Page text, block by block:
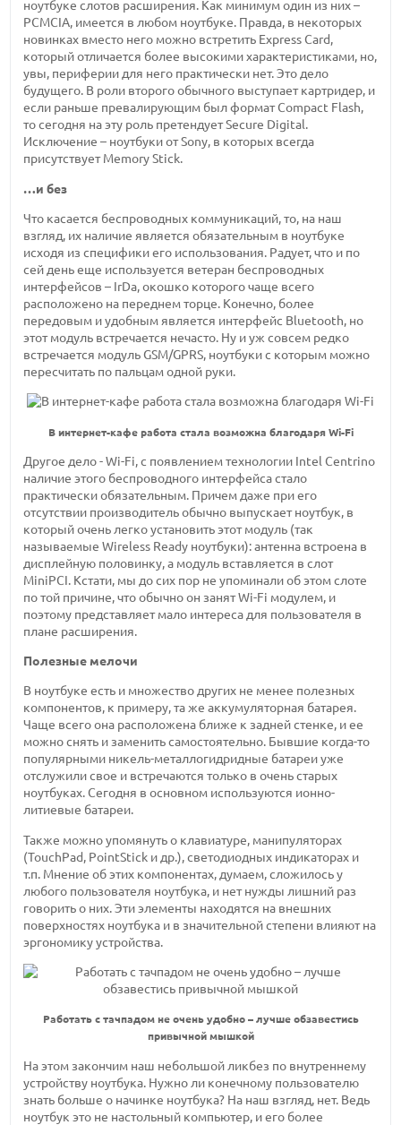
ноутбуке слотов расширения. Как минимум один из них –
PCMCIA, имеется в любом ноутбуке. Правда, в некоторых
новинках вместо него можно встретить Express Card,
который отличается более высокими характеристиками, но,
увы, периферии для него практически нет. Это дело
будущего. В роли второго обычного выступает картридер, и
если раньше превалирующим был формат Compact Flash,
то сегодня на эту роль претендует Secure Digital.
Исключение – ноутбуки от Sony, в которых всегда
присутствует Memory Stick.
…и без
Что касается беспроводных коммуникаций, то, на наш
взгляд, их наличие является обязательным в ноутбуке
исходя из специфики его использования. Радует, что и по
сей день еще используется ветеран беспроводных
интерфейсов – IrDa, окошко которого чаще всего
расположено на переднем торце. Конечно, более
передовым и удобным является интерфейс Bluetooth, но
этот модуль встречается нечасто. Ну и уж совсем редко
встречается модуль GSM/GPRS, ноутбуки с которым можно
пересчитать по пальцам одной руки.
В интернет-кафе работа стала возможна благодаря Wi-Fi
Другое дело - Wi-Fi, с появлением технологии Intel Centrino
наличие этого беспроводного интерфейса стало
практически обязательным. Причем даже при его
отсутствии производитель обычно выпускает ноутбук, в
который очень легко установить этот модуль (так
называемые Wireless Ready ноутбуки): антенна встроена в
дисплейную половинку, а модуль вставляется в слот
MiniPCI. Кстати, мы до сих пор не упоминали об этом слоте
по той причине, что обычно он занят Wi-Fi модулем, и
поэтому представляет мало интереса для пользователя в
плане расширения.
Полезные мелочи
В ноутбуке есть и множество других не менее полезных
компонентов, к примеру, та же аккумуляторная батарея.
Чаще всего она расположена ближе к задней стенке, и ее
можно снять и заменить самостоятельно. Бывшие когда-то
популярными никель-металлогидридные батареи уже
отслужили свое и встречаются только в очень старых
ноутбуках. Сегодня в основном используются ионно-
литиевые батареи.
Также можно упомянуть о клавиатуре, манипуляторах
(TouchPad, PointStick и др.), светодиодных индикаторах и
т.п. Мнение об этих компонентах, думаем, сложилось у
любого пользователя ноутбука, и нет нужды лишний раз
говорить о них. Эти элементы находятся на внешних
поверхностях ноутбука и в значительной степени влияют на
эргономику устройства.
Работать с тачпадом не очень удобно – лучше обзавестись
привычной мышкой
На этом закончим наш небольшой ликбез по внутреннему
устройству ноутбука. Нужно ли конечному пользователю
знать больше о начинке ноутбука? На наш взгляд, нет. Ведь
ноутбук это не настольный компьютер, и его более